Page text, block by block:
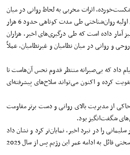
اثرات مخربی به لحاظ روانی در میان
غیرنظامیان و نظامیان داشته است. آثار روانی جنگ در میان غیرنظامیان که از آن‌ها با عنوان «مجروحان روانی» تعبیر می‌شوند، با فاصله معناداری بیش از تعداد مجروحان نظامی اسرائیل در جنگ میدانی است. مراکز کمک‌های اولیه روان‌شناختی طی مدت کوتاهی حدود 6 هزار
آمار داده است که طی درگیری‌های اخیر، هزاران
و روانی در میان نظامیان و غیرنظامیان، عملاً
داد که بی‌صبرانه منتظر قدوم نحس آن‌هاست تا
شد درهای جهنم را به روی خود باز نکنند. مقاومت از سال 2014 به این‌سو، زیرساخت‌های خود را تقویت کرده و اکنون می‌تواند سلاح‌های پیشرفته‌ای
حاکی از مدیریت بالای روانی و دست برتر مقاومت
شگفت‌انگیز بود.
را در نبرد اخیر، نمایان‌تر کرد و نشان داد
هم‌افزایی و همگرایی جریان‌های ضد صهیونیستی، در سطح بسیار مؤثری رخ‌داده است. از رهگذر همین دیدگاه است که طرح چند صد میلیارد دلاری معامله قرن شکست خورد و امروز حتی خوش‌بین‌ترین متحدان اسرائیل، به‌سختی قائل به ادامه عمر این رژیم پس از سال 2025